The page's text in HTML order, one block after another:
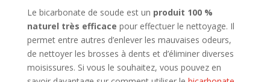
Le bicarbonate de soude est un produit 100 %
naturel très efficace pour effectuer le nettoyage. Il
permet entre autres d’enlever les mauvaises odeurs,
de nettoyer les brosses à dents et d’éliminer diverses
moisissures. Si vous le souhaitez, vous pouvez en